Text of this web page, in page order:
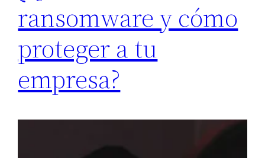
ransomware y cómo
proteger a tu
empresa?